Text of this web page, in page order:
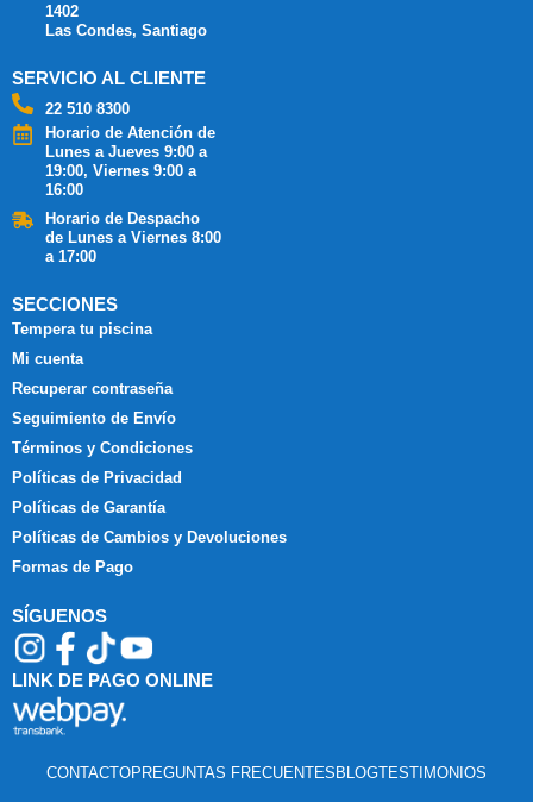
1402
Las Condes, Santiago
SERVICIO AL CLIENTE
22 510 8300
Horario de Atención de
Lunes a Jueves 9:00 a
19:00, Viernes 9:00 a
16:00
Horario de Despacho
de Lunes a Viernes 8:00
a 17:00
SECCIONES
Tempera tu piscina
Mi cuenta
Recuperar contraseña
Seguimiento de Envío
Términos y Condiciones
Políticas de Privacidad
Políticas de Garantía
Políticas de Cambios y Devoluciones
Formas de Pago
SÍGUENOS
LINK DE PAGO ONLINE
CONTACTOPREGUNTAS FRECUENTES BLOGTESTIMONIOS